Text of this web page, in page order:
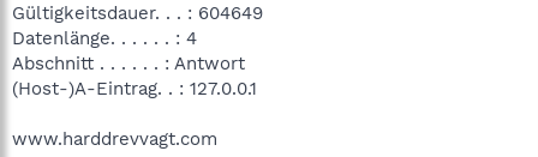
Gültigkeitsdauer. . . : 604649
Datenlänge. . . . . . : 4
Abschnitt . . . . . . : Antwort
(Host-)A-Eintrag. . : 127.0.0.1
www.harddrevvagt.com